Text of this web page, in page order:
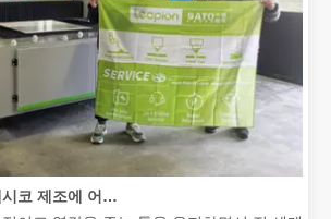
적이고 영감을 주는 톤을 유지하면서 전 세계